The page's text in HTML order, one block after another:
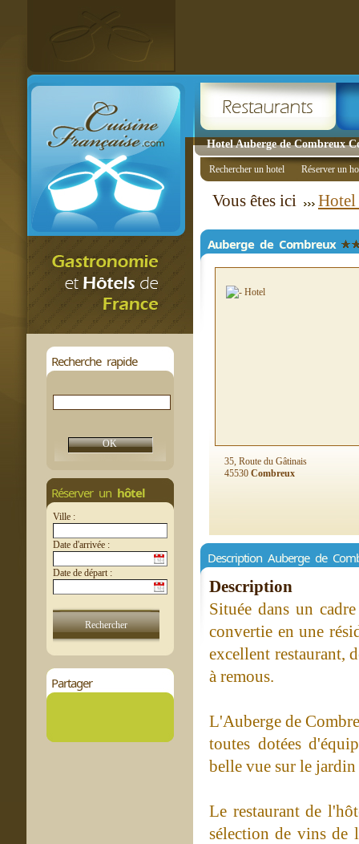
Hotel Auberge de Combreux
Recherche rapide
Réserver un hôtel
Ville :
Date d'arrivée :
Date de départ :
Partager
Rechercher un hotel Réserver un
Vous êtes ici Hotel
Auberge de Combreux
35, Route du Gâtinais
45530 Combreux
Description Auberge de
Description
Située dans un
convertie en une
excellent restaurant,
à remous.
L'Auberge de
toutes dotées
belle vue sur le
Le restaurant de
sélection de vins de